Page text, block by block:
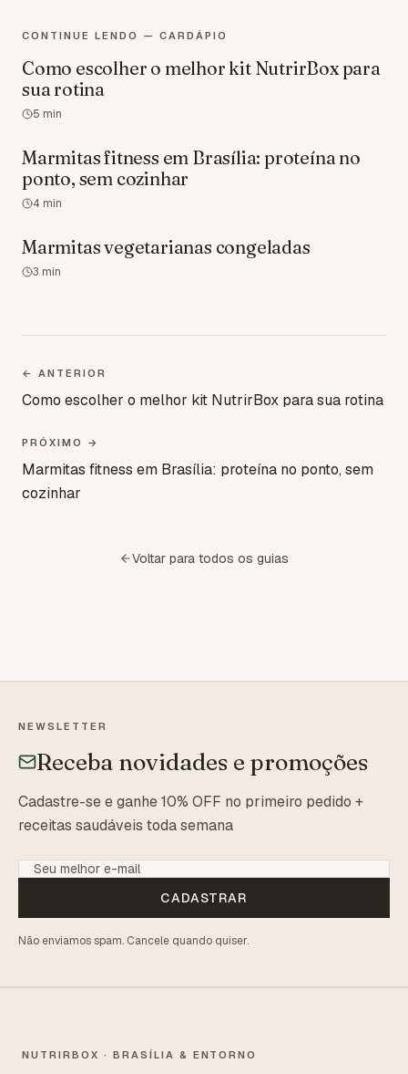
CONTINUE LENDO — CARDÁPIO
Como escolher o melhor kit NutrirBox para
sua rotina
5 min
Marmitas fitness em Brasília: proteína no
ponto, sem cozinhar
4 min
Marmitas vegetarianas congeladas
3 min
← ANTERIOR
Como escolher o melhor kit NutrirBox para sua rotina
PRÓXIMO →
Marmitas fitness em Brasília: proteína no ponto, sem
cozinhar
Voltar para todos os guias
NEWSLETTER
Receba novidades e promoções
Cadastre-se e ganhe 10% OFF no primeiro pedido +
receitas saudáveis toda semana
CADASTRAR
Não enviamos spam. Cancele quando quiser.
NUTRIRBOX · BRASÍLIA & ENTORNO